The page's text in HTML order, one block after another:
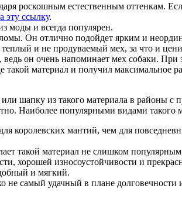
роскошным естественным оттенкам.
эту ссылку.
моды и всегда популярен.
Он отлично подойдет ярким и
и не продуваемый мех, за что и
он очень напоминает мех собаки.
материал и получил максимальное
шапку из такого материала в районы
Наиболее популярными видами такого
королевских мантий, чем для
такой материал не слишком
хорошей износоустойчивости и
и мягкий.
самый удачный в плане долговечности